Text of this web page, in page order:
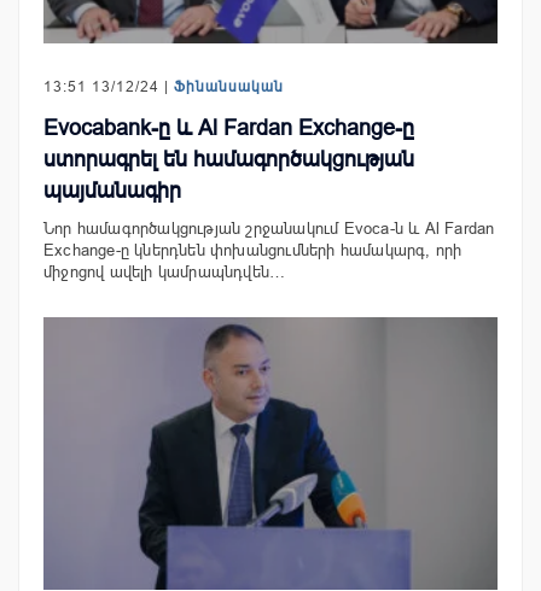
13:51 13/12/24 | Ֆինանսական
Evocabank-ը և Al Fardan Exchange-ը
ստորագրել են համագործակցության
պայմանագիր
Նոր համագործակցության շրջանակում Evoca-ն և Al Fardan
Exchange-ը կներդնեն փոխանցումների համակարգ, որի
միջոցով ավելի կամրապնդվեն…